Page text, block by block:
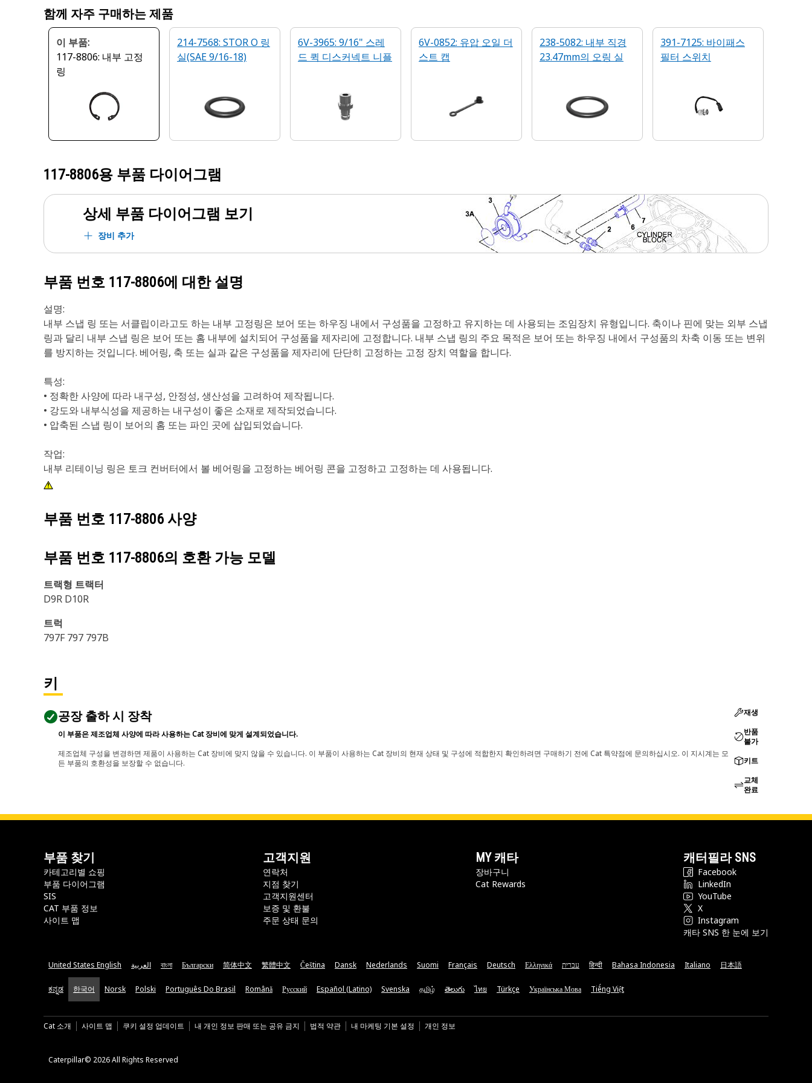
함께 자주 구매하는 제품
이 부품:
117-8806: 내부 고정
링
214-7568: STOR O 링
실(SAE 9/16-18)
6V-3965: 9/16" 스레
드 퀵 디스커넥트 니플
6V-0852: 유압 오일 더
스트 캡
238-5082: 내부 직경
23.47mm의 오링 실
391-7125: 바이패스
필터 스위치
117-8806용 부품 다이어그램
상세 부품 다이어그램 보기
장비 추가
부품 번호 117-8806에 대한 설명
설명:
내부 스냅 링 또는 서클립이라고도 하는 내부 고정링은 보어 또는 하우징 내에서 구성품을 고정하고 유지하는 데 사용되는 조임장치 유형입니다. 축이나 핀에 맞는 외부 스냅
링과 달리 내부 스냅 링은 보어 또는 홈 내부에 설치되어 구성품을 제자리에 고정합니다. 내부 스냅 링의 주요 목적은 보어 또는 하우징 내에서 구성품의 차축 이동 또는 변위
를 방지하는 것입니다. 베어링, 축 또는 실과 같은 구성품을 제자리에 단단히 고정하는 고정 장치 역할을 합니다.
특성:
• 정확한 사양에 따라 내구성, 안정성, 생산성을 고려하여 제작됩니다.
• 강도와 내부식성을 제공하는 내구성이 좋은 소재로 제작되었습니다.
• 압축된 스냅 링이 보어의 홈 또는 파인 곳에 삽입되었습니다.
작업:
내부 리테이닝 링은 토크 컨버터에서 볼 베어링을 고정하는 베어링 콘을 고정하고 고정하는 데 사용됩니다.
부품 번호 117-8806 사양
부품 번호 117-8806의 호환 가능 모델
트랙형 트랙터
D9R D10R
트럭
797F 797 797B
키
공장 출하 시 장착
이 부품은 제조업체 사양에 따라 사용하는 Cat 장비에 맞게 설계되었습니다.
제조업체 구성을 변경하면 제품이 사용하는 Cat 장비에 맞지 않을 수 있습니다. 이 부품이 사용하는 Cat 장비의 현재 상태 및 구성에 적합한지 확인하려면 구매하기 전에 Cat 특약점에 문의하십시오. 이 지시계는 모
든 부품의 호환성을 보장할 수 없습니다.
재생
반품
불가
키트
교체
완료
부품 찾기
카테고리별 쇼핑
부품 다이어그램
SIS
CAT 부품 정보
사이트 맵
고객지원
연락처
지점 찾기
고객지원센터
보증 및 환불
주문 상태 문의
MY 캐타
장바구니
Cat Rewards
캐터필라 SNS
Facebook
LinkedIn
YouTube
X
Instagram
캐타 SNS 한 눈에 보기
United States English العربية বাংলা Български 简体中文 繁體中文 Čeština Dansk Nederlands Suomi Français Deutsch Ελληνικά עברית हिन्दी Bahasa Indonesia Italiano 日本語
ಕನ್ನಡ 한국어 Norsk Polski Português Do Brasil Română Русский Español (Latino) Svenska தமிழ் తెలుగు ไทย Türkçe Українська Мова Tiếng Việt
Cat 소개 사이트 맵 쿠키 설정 업데이트 내 개인 정보 판매 또는 공유 금지 법적 약관 내 마케팅 기본 설정 개인 정보
Caterpillar© 2026 All Rights Reserved